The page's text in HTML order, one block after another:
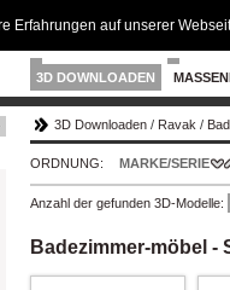
3D DOWNLOADEN
3D Downloaden / Ravak /
ORDNUNG: MARKE/SERIE
Anzahl der gefunden 3D-Modelle:
Badezimmer-möbel -
Erfahrungen auf unserer